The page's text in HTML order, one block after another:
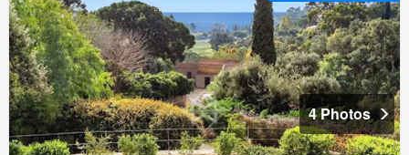
4 Photos